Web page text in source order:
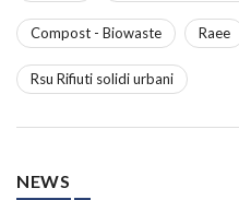
Compost - Biowaste Raee
Rsu Rifiuti solidi urbani
NEWS